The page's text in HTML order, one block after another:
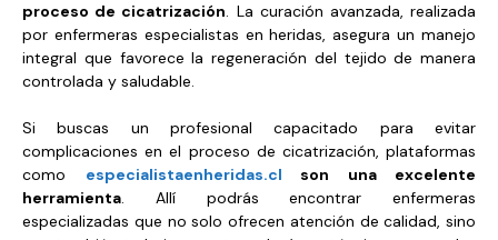
proceso de cicatrización. La curación avanzada, realizada
por enfermeras especialistas en heridas, asegura un manejo
integral que favorece la regeneración del tejido de manera
controlada y saludable.
Si buscas un profesional capacitado para evitar
complicaciones en el proceso de cicatrización, plataformas
como especialistaenheridas.cl son una excelente
herramienta. Allí podrás encontrar enfermeras
especializadas que no solo ofrecen atención de calidad, sino